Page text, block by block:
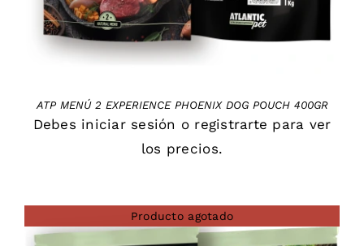
ATP MENÚ 2 EXPERIENCE PHOENIX DOG POUCH 400GR
Debes iniciar sesión o registrarte para ver
los precios.
Producto agotado